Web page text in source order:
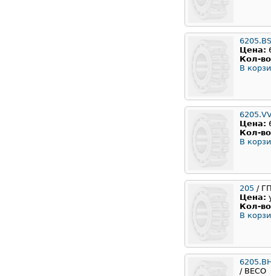
Цена:
Кол-
В
Цена:
Кол-
В
205 /
Цена:
Кол-
В
/ BECO